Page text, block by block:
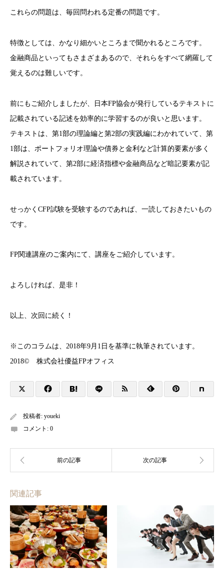
これらの問題は、毎回問われる定番の問題です。
特徴としては、かなり細かいところまで聞かれるところです。
金融商品といってもさまざまあるので、それらをすべて網羅して
覚えるのは難しいです。
前にもご紹介しましたが、日本FP協会が発行しているテキストに
記載されている記述を効率的に学習するのが良いと思います。
テキストは、第1部の理論編と第2部の実践編にわかれていて、第
1部は、ポートフォリオ理論や債券と金利など計算的要素が多く
解説されていて、第2部に経済指標や金融商品など暗記要素が記
載されています。
せっかくCFP試験を受験するのであれば、一読しておきたいもの
です。
FP関連講座のご案内にて、講座をご紹介しています。
よろしければ、是非！
以上、次回に続く！
※このコラムは、2018年9月1日を基準に執筆されています。
2018© 株式会社優益FPオフィス
投稿者: youeki
コメント: 0
関連記事